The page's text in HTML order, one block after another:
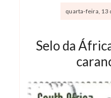
quarta-feira, 13
Selo da